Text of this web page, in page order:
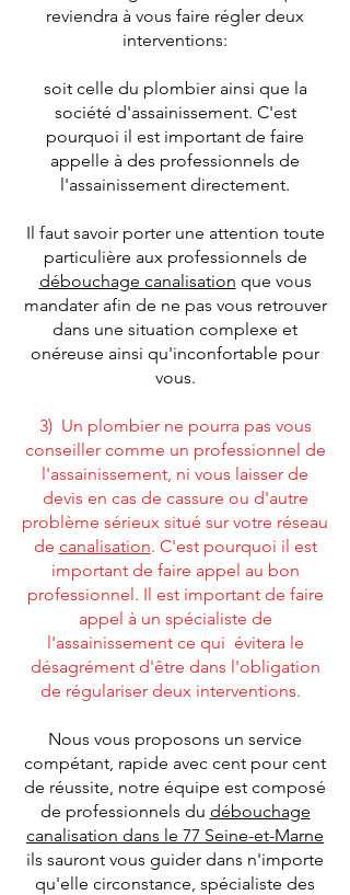
reviendra à vous faire régler deux
interventions:
soit celle du plombier ainsi que la
société d'assainissement. C'est
pourquoi il est important de faire
appelle à des professionnels de
l'assainissement directement.
Il faut savoir porter une attention toute
particulière aux professionnels de
débouchage canalisation que vous
mandater afin de ne pas vous retrouver
dans une situation complexe et
onéreuse ainsi qu'inconfortable pour
vous.
3) Un plombier ne pourra pas vous
conseiller comme un professionnel de
l'assainissement, ni vous laisser de
devis en cas de cassure ou d'autre
problème sérieux situé sur votre réseau
de canalisation. C'est pourquoi il est
important de faire appel au bon
professionnel. Il est important de faire
appel à un spécialiste de
l'assainissement ce qui évitera le
désagrément d'être dans l'obligation
de régulariser deux interventions.
Nous vous proposons un service
compétant, rapide avec cent pour cent
de réussite, notre équipe est composé
de professionnels du débouchage
canalisation dans le 77 Seine-et-Marne
ils sauront vous guider dans n'importe
qu'elle circonstance, spécialiste des